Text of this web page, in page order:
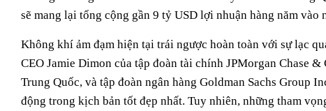
sẽ mang lại tổng cộng gần 9 tỷ USD lợi nhuận hàng năm vào
Không khí ảm đạm hiện tại trái ngược hoàn toàn với sự lạc
CEO Jamie Dimon của tập đoàn tài chính JPMorgan Chase
Trung Quốc, và tập đoàn ngân hàng Goldman Sachs Group
động trong kịch bản tốt đẹp nhất. Tuy nhiên, những tham